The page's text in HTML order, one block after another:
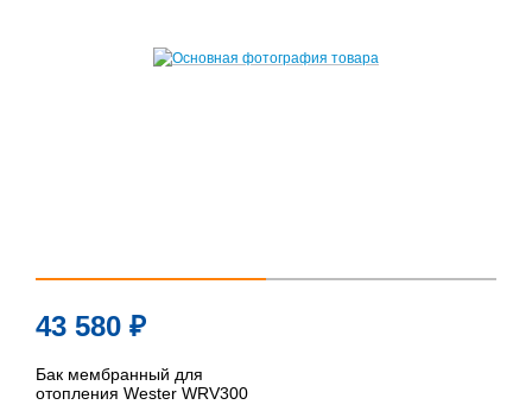
43 580 ₽
Бак мембранный для
отопления Wester WRV300